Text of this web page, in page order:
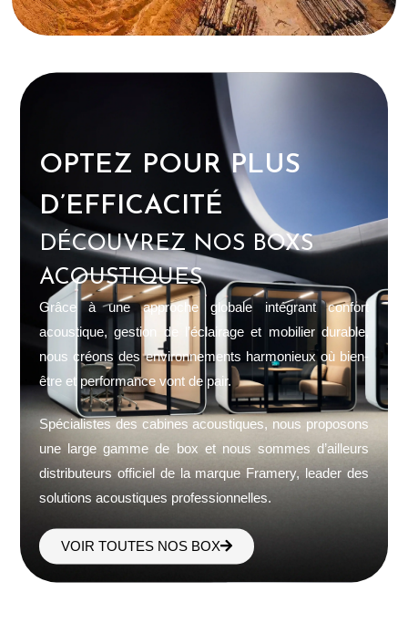
OPTEZ POUR PLUS
D’EFFICACITÉ
DÉCOUVREZ NOS BOXS
ACOUSTIQUES
Grâce à une approche globale intégrant confort
acoustique, gestion de l’éclairage et mobilier durable,
nous créons des environnements harmonieux où bien-
être et performance vont de pair.
Spécialistes des cabines acoustiques, nous proposons
une large gamme de box et nous sommes d’ailleurs
distributeurs officiel de la marque Framery, leader des
solutions acoustiques professionnelles.
VOIR TOUTES NOS BOX